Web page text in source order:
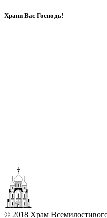
Храни Вас Господь!
© 2018 Храм